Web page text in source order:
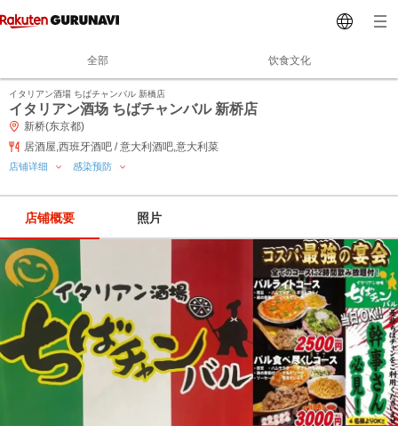
全部 饮食文化
イタリアン酒場 ちばチャンバル 新橋店
イタリアン酒场 ちばチャンバル 新桥店
新桥(东京都)
居酒屋,西班牙酒吧 / 意大利酒吧,意大利菜
店铺详细 感染预防
店铺概要 照片